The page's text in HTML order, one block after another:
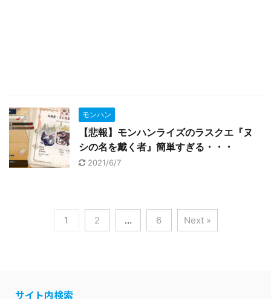
モンハン
【悲報】モンハンライズのラスクエ『ヌ
シの名を戴く者』簡単すぎる・・・
2021/6/7
1 2 … 6 Next »
サイト内検索